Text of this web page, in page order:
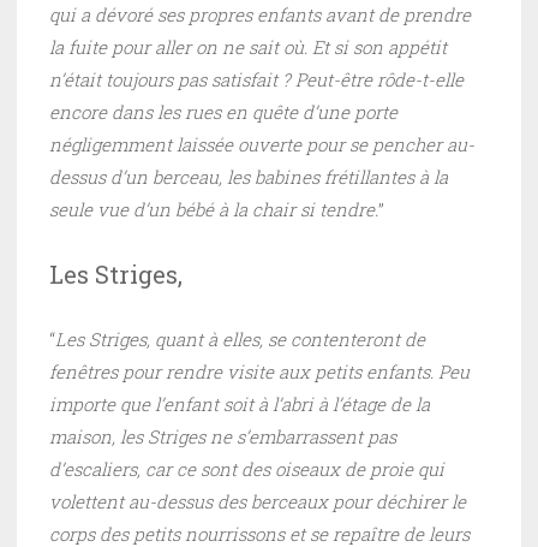
qui a dévoré ses propres enfants avant de prendre
la fuite pour aller on ne sait où. Et si son appétit
n’était toujours pas satisfait ? Peut-être rôde-t-elle
encore dans les rues en quête d’une porte
négligemment laissée ouverte pour se pencher au-
dessus d’un berceau, les babines frétillantes à la
seule vue d’un bébé à la chair si tendre.”
Les Striges,
“Les Striges, quant à elles, se contenteront de
fenêtres pour rendre visite aux petits enfants. Peu
importe que l’enfant soit à l’abri à l’étage de la
maison, les Striges ne s’embarrassent pas
d’escaliers, car ce sont des oiseaux de proie qui
volettent au-dessus des berceaux pour déchirer le
corps des petits nourrissons et se repaître de leurs